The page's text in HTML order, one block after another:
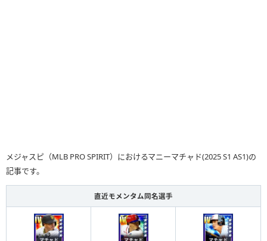
メジャスピ（MLB PRO SPIRIT）におけるマニーマチャド(2025 S1 AS1)の
記事です。
直近モメンタム同名選手